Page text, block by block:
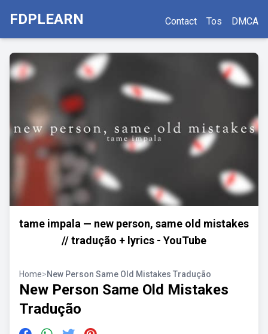
FDPLEARN Contact Tos DMCA
tame impala — new person, same old mistakes
// tradução + lyrics - YouTube
Home>New Person Same Old Mistakes Tradução
New Person Same Old Mistakes
Tradução